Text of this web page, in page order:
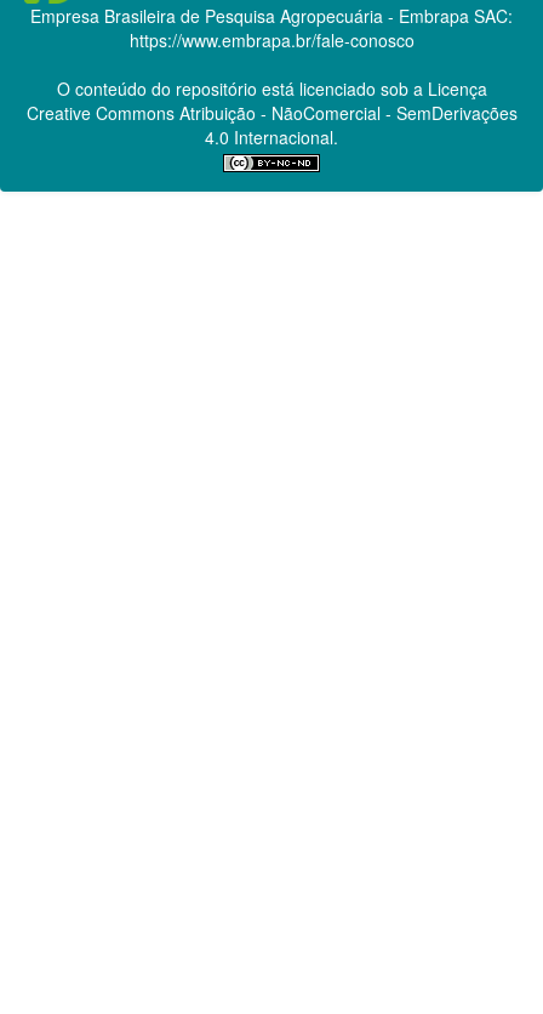
Empresa Brasileira de Pesquisa Agropecuária - Embrapa SAC:
https://www.embrapa.br/fale-conosco
O conteúdo do repositório está licenciado sob a Licença
Creative CommonsAtribuição - NãoComercial - SemDerivações
4.0 Internacional.